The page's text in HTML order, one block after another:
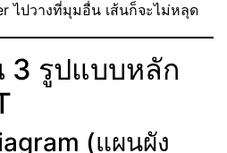
ไปวางที่มุมอื่น เส้นก็จะไม่หลุด
3 รูปแบบหลัก
(แผนผัง